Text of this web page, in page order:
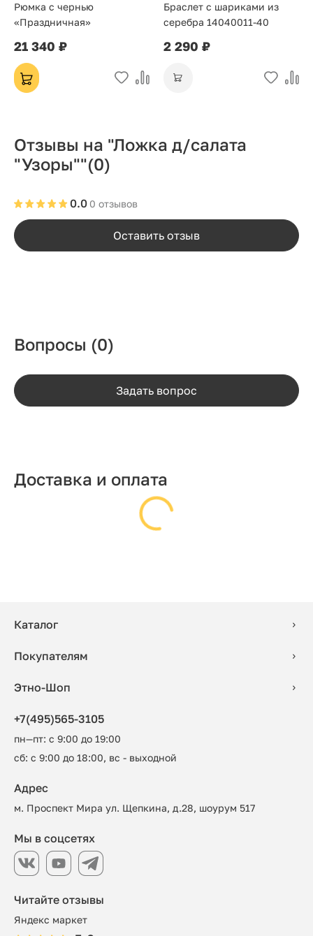
Рюмка с чернью
«Праздничная»
21 340 ₽
Браслет с шариками из
серебра 14040011-40
2 290 ₽
Отзывы на "Ложка д/салата
"Узоры""(0)
0 отзывов
0.0
Оставить отзыв
Вопросы (0)
Задать вопрос
Доставка и оплата
Каталог
Покупателям
Этно-Шоп
+7(495)565-3105
пн—пт: с 9:00 до 19:00
сб: с 9:00 до 18:00, вс - выходной
Читайте отзывы
Яндекс маркет
Адрес
м. Проспект Мира ул. Щепкина, д.28, шоурум 517
Мы в соцсетях